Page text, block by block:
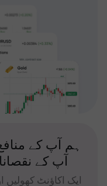
ہم آپ کے
آپ کے
ایک اکاؤنٹ کھولیں